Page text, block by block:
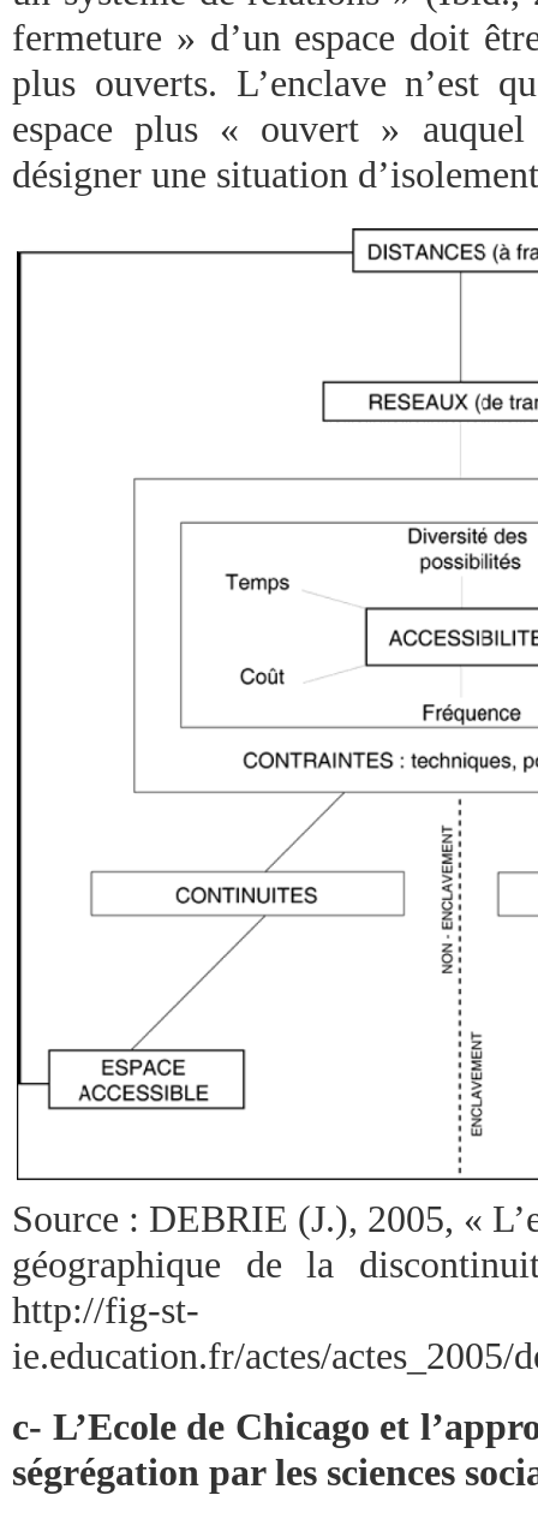
fermeture » d’un espace doit
plus ouverts. L’enclave n’est
espace plus « ouvert »
désigner une situation
Source : DEBRIE (J.), 2005, «
géographique de la
http://fig-st-
ie.education.fr/actes/actes_2005/
c- L’Ecole de Chicago et
ségrégation par les sciences